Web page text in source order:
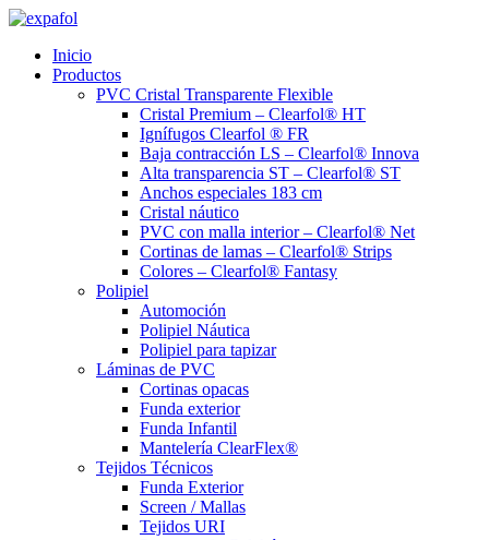
Ir
contenido
Inicio
Productos
PVC Cristal Transparente Flexible
Cristal Premium – Clearfol® HT
Ignífugos Clearfol ® FR
Baja contracción LS – Clearfol® Innova
Alta transparencia ST – Clearfol® ST
Anchos especiales 183 cm
Cristal náutico
PVC con malla interior – Clearfol® Net
Cortinas de lamas – Clearfol® Strips
Colores – Clearfol® Fantasy
Polipiel
Automoción
Polipiel Náutica
Polipiel para tapizar
Láminas de PVC
Cortinas opacas
Funda exterior
Funda Infantil
Mantelería ClearFlex®
Tejidos Técnicos
Funda Exterior
Screen / Mallas
Tejidos URI